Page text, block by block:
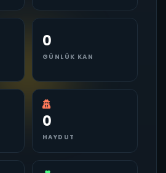
0
GÜNLÜK KAN
0
HAYDUT